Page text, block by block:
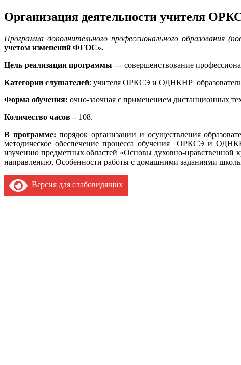
Организация деятельности учителя
Программа дополнительного профессионального образования
учетом изменений ФГОС».
Цель реализации программы —совершенствование
Категории слушателей: учителя ОРКСЭ и ОДНКНР
Форма обучения: очно-заочная с применением дистанционных
Количество часов –108.
В программе: порядок организации и осуществления
методическое обеспечение процесса обучения ОРКСЭ и
изучению предметных областей «Основы духовно-нравственной
направлению, Особенности работы с домашними заданиями
Версия для слабовидящих